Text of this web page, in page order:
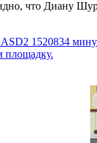
что Диану
ASD2 1520834
площадку.